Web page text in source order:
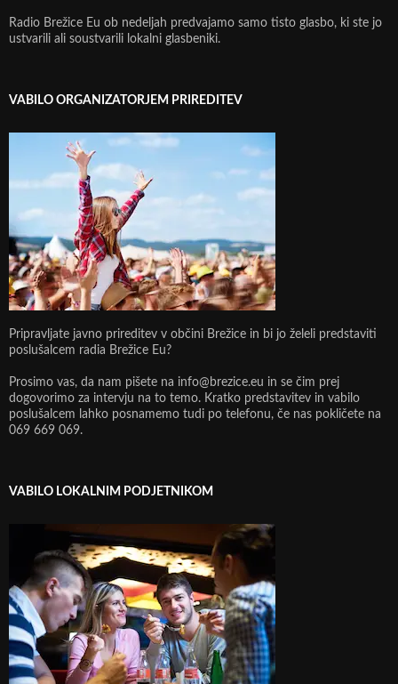
Radio Brežice Eu ob nedeljah predvajamo samo tisto glasbo, ki ste jo
ustvarili ali soustvarili lokalni glasbeniki.
VABILO ORGANIZATORJEM PRIREDITEV
Pripravljate javno prireditev v občini Brežice in bi jo želeli predstaviti
poslušalcem radia Brežice Eu?
Prosimo vas, da nam pišete na info@brezice.eu in se čim prej
dogovorimo za intervju na to temo. Kratko predstavitev in vabilo
poslušalcem lahko posnamemo tudi po telefonu, če nas pokličete na
069 669 069.
VABILO LOKALNIM PODJETNIKOM